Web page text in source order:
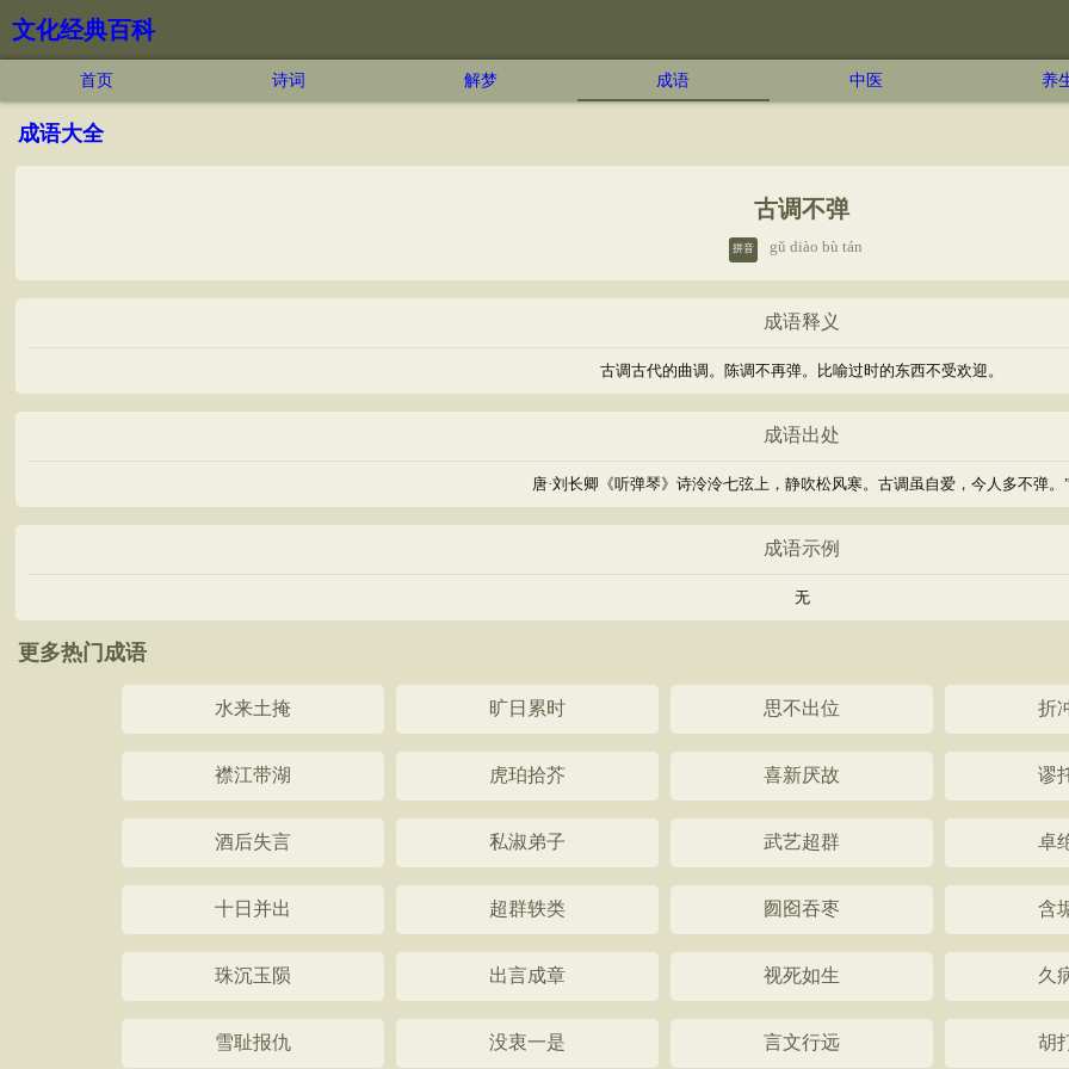
文化经典百科
首页 诗词 解梦 成语 中医 养
成语大全
古调不弹
拼音 gǔ diào bù tán
成语释义
古调古代的曲调。陈调不再弹。比喻过时的东西不受欢迎。
成语出处
唐·刘长卿《听弹琴》诗泠泠七弦上，静吹松风寒。古调虽自爱，今人多不弹。”
成语示例
无
更多热门成语
水来土掩 旷日累时 思不出位 折
襟江带湖 虎珀拾芥 喜新厌故 谬
酒后失言 私淑弟子 武艺超群 卓
十日并出 超群轶类 囫囵吞枣 含
珠沉玉陨 出言成章 视死如生 久
雪耻报仇 没衷一是 言文行远 胡